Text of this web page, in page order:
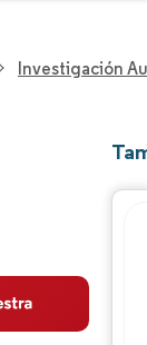
Investigación